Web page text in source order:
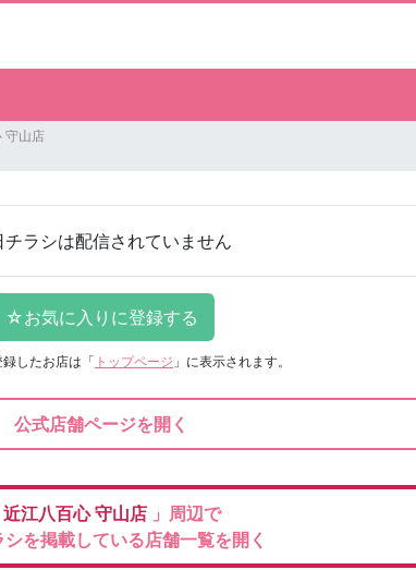
守山店
チラシは配信されていません
したお店は 「 トップページ 」に表示されます。
公式店舗ページを開く
近江八百心守山店 」周辺で
を掲載している店舗一覧を開く